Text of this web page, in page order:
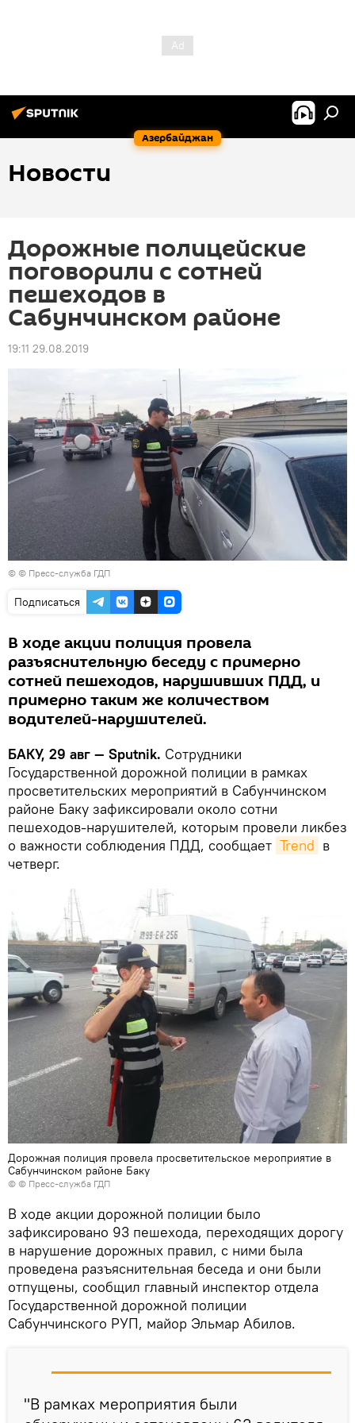
Азербайджан
Новости
Дорожные полицейские
поговорили с сотней
пешеходов в
Сабунчинском районе
19:11 29.08.2019
© © Пресс-служба ГДП
Подписаться
В ходе акции полиция провела
разъяснительную беседу с примерно
сотней пешеходов, нарушивших ПДД, и
примерно таким же количеством
водителей-нарушителей.
БАКУ, 29 авг — Sputnik. Сотрудники
Государственной дорожной полиции в рамках
просветительских мероприятий в Сабунчинском
районе Баку зафиксировали около сотни
пешеходов-нарушителей, которым провели ликбез
о важности соблюдения ПДД, сообщает Trend в
четверг.
Дорожная полиция провела просветительское мероприятие в
Сабунчинском районе Баку
© © Пресс-служба ГДП
В ходе акции дорожной полиции было
зафиксировано 93 пешехода, переходящих дорогу
в нарушение дорожных правил, с ними была
проведена разъяснительная беседа и они были
отпущены, сообщил главный инспектор отдела
Государственной дорожной полиции
Сабунчинского РУП, майор Эльмар Абилов.
"В рамках мероприятия были